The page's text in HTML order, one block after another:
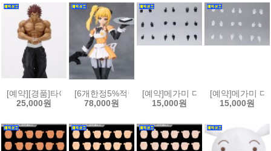
[예약][경품]타이토 그래플러 바키 28Fig 피규어 한마 유지로 에어 저
25,000원
[6개한정5%적립][예약][프라모델]무한해후 메갈로
78,000원
[예약]메가미 디바이스 M.S.G 09
15,000원
[예약]메가미
15,000원